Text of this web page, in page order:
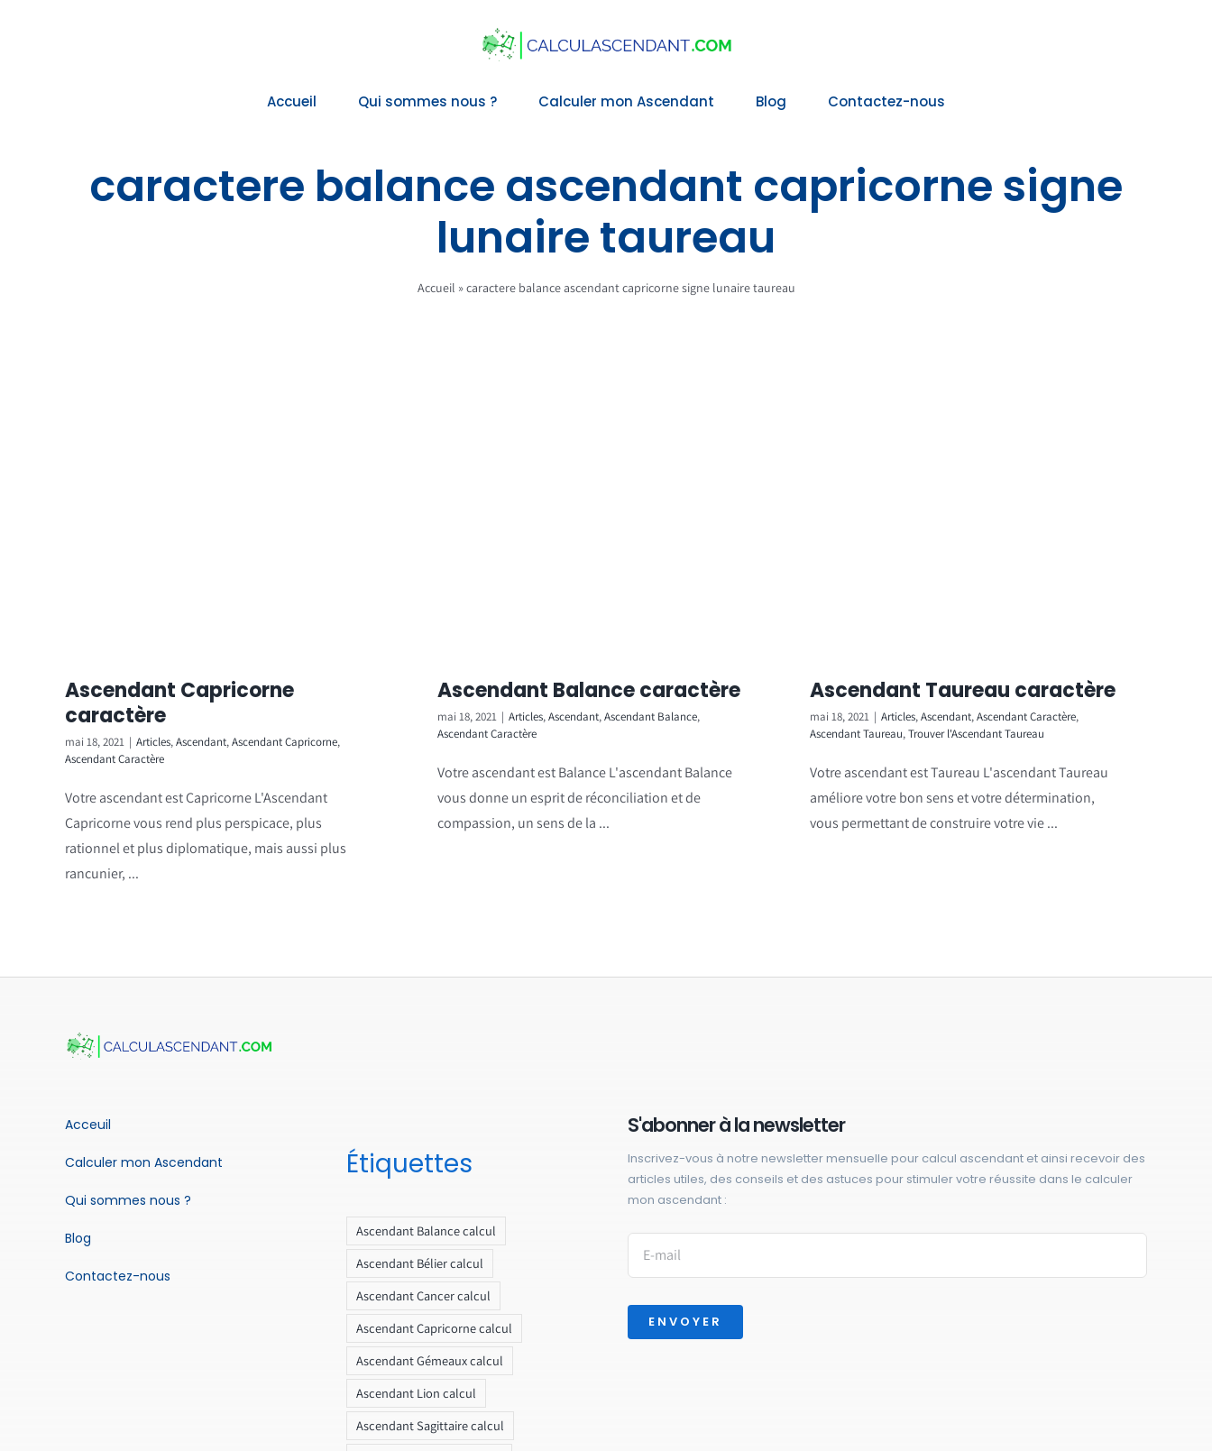
Accueil Qui sommes nous ? Calculer mon Ascendant Blog Contactez-nous
caractere balance ascendant capricorne signe
lunaire taureau
Accueil »caractere balance ascendant capricorne signe lunaire taureau
Ascendant Capricorne
caractère
mai 18, 2021 | Articles,Ascendant,Ascendant Capricorne,
Ascendant Caractère
Votre ascendant est Capricorne L'Ascendant
Capricorne vous rend plus perspicace, plus
rationnel et plus diplomatique, mais aussi plus
rancunier, ...
Ascendant Balance caractère
mai 18, 2021 | Articles,Ascendant,Ascendant Balance,
Ascendant Caractère
Votre ascendant est Balance L'ascendant Balance
vous donne un esprit de réconciliation et de
compassion, un sens de la ...
Ascendant Taureau caractère
mai 18, 2021 | Articles,Ascendant,Ascendant Caractère,
Ascendant Taureau,Trouver l'Ascendant Taureau
Votre ascendant est Taureau L'ascendant Taureau
améliore votre bon sens et votre détermination,
vous permettant de construire votre vie ...
Acceuil
Calculer mon Ascendant
Qui sommes nous ?
Blog
Contactez-nous
Étiquettes
Ascendant Balance calcul
Ascendant Bélier calcul
Ascendant Cancer calcul
Ascendant Capricorne calcul
Ascendant Gémeaux calcul
Ascendant Lion calcul
Ascendant Sagittaire calcul
S'abonner à la newsletter
Inscrivez-vous à notre newsletter mensuelle pour calcul ascendant et ainsi recevoir des
articles utiles, des conseils et des astuces pour stimuler votre réussite dans le calculer
mon ascendant :
ENVOYER